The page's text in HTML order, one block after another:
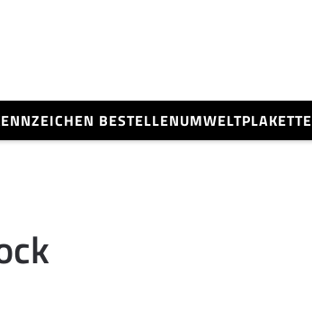
BESTELLENUMWELTPLAKETTE